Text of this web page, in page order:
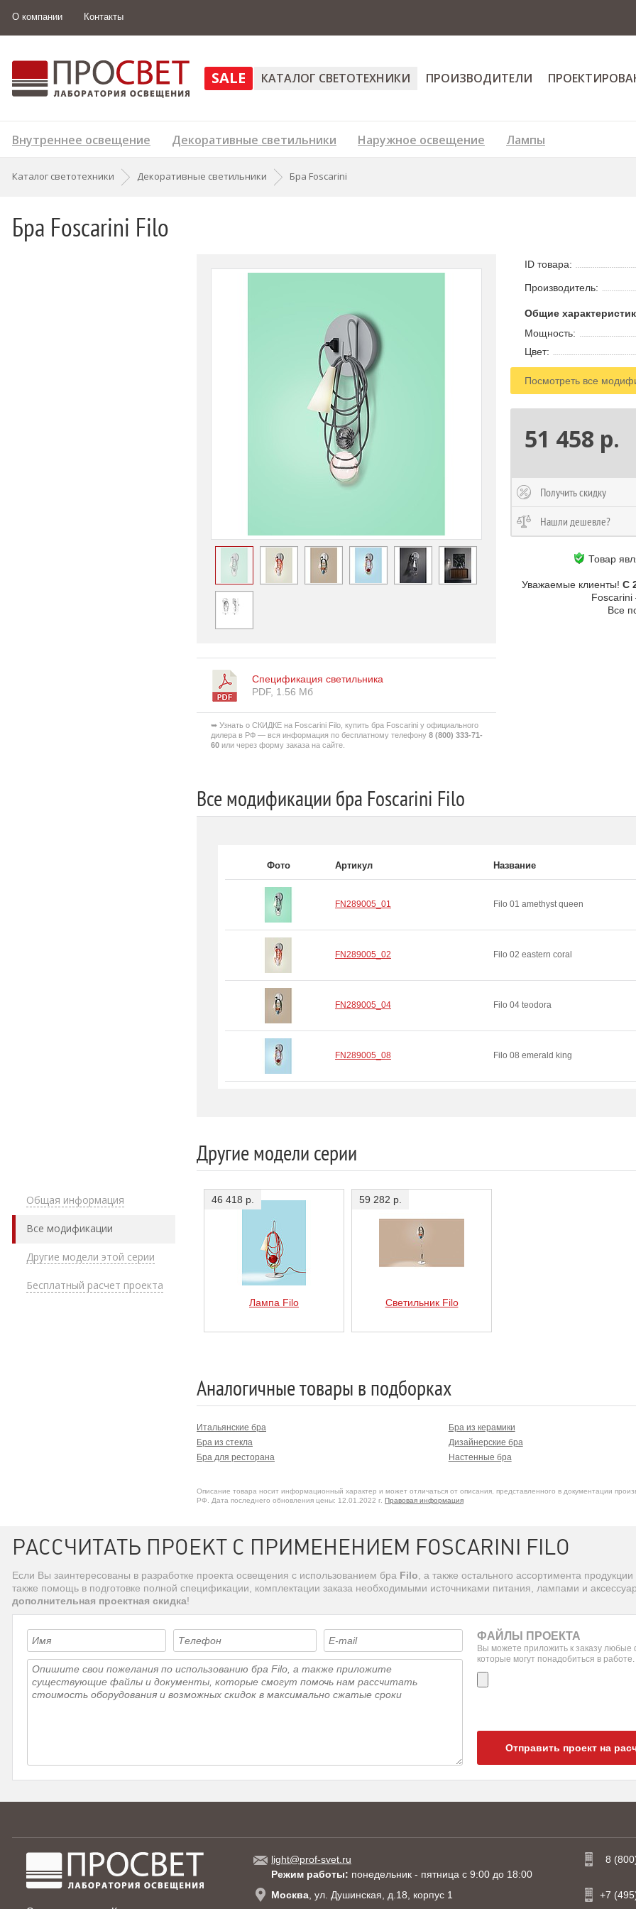
О компании Контакты
SALE КАТАЛОГ СВЕТОТЕХНИКИ ПРОИЗВОДИТЕЛИ
Внутреннее освещение Декоративные светильники Наружное освещение Лампы
Каталог светотехники Декоративные светильники Бра Foscarini
Бра Foscarini Filo
Общая информация
Все модификации
Другие модели этой серии
Бесплатный расчет проекта
Спецификация светильника
PDF, 1.56 Мб
➥ Узнать о СКИДКЕ на Foscarini Filo, купить бра Foscarini у официального
дилера в РФ — вся информация по бесплатному телефону 8 (800) 333-71-
60 или через форму заказа на сайте.
ID товара:
Производитель:
Общие
Мощность:
Цвет:
Посмотреть все
51 458 р.
Получить скидку
Нашли дешевле?
Товар
Уважаемые клиенты! С
Все
Все модификации бра Foscarini Filo
Фото Артикул Название
FN289005_01 Filo 01 amethyst queen
FN289005_02 Filo 02 eastern coral
FN289005_04 Filo 04 teodora
FN289005_08 Filo 08 emerald king
Другие модели серии
46 418 р.
Лампа Filo
59 282 р.
Светильник Filo
Аналогичные товары в подборках
Итальянские бра
Бра из стекла
Бра для ресторана
Бра из керамики
Дизайнерские бра
Настенные бра
Описание товара носит информационный характер и может отличаться от описания, представленного в документации
РФ. Дата последнего обновления цены: 12.01.2022 г. Правовая информация
РАССЧИТАТЬ ПРОЕКТ С ПРИМЕНЕНИЕМ FOSCARINI FILO
Если Вы заинтересованы в разработке проекта освещения с использованием бра Filo , а также остального ассортимента продукции
также помощь в подготовке полной спецификации, комплектации заказа необходимыми источниками питания, лампами и
дополнительная проектная скидка!
ФАЙЛЫ ПРОЕКТА
Вы можете приложить к заказу
которые могут понадобиться в работе.
Отправить проект на
light@prof-svet.ru
Режим работы: понедельник - пятница с 9:00 до 18:00
Москва , ул. Душинская, д.18, корпус 1
8
+7